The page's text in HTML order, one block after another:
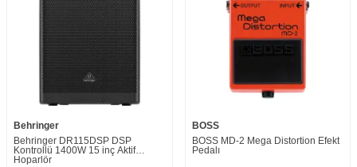
Behringer
Behringer DR115DSP DSP
Kontrollü 1400W 15 inç Aktif
Hoparlör
BOSS
BOSS MD-2 Mega Distortion Efekt
Pedalı